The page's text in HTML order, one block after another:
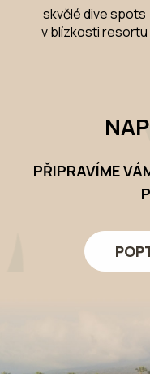
skvělé dive spots
v blízkosti resortu
PŘIPRAVÍME